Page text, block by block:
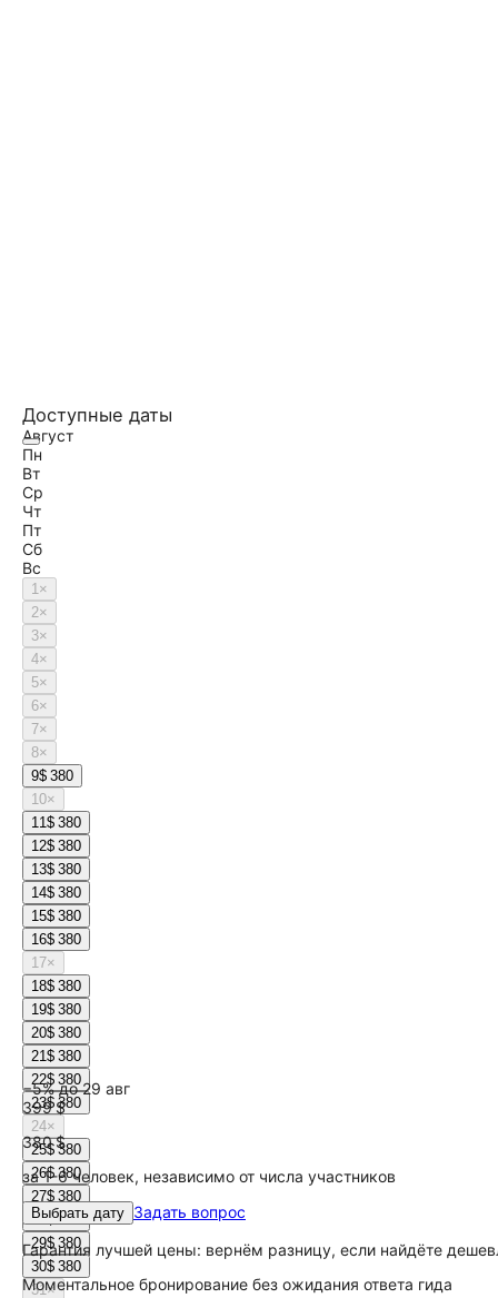
Доступные даты
Август
Пн
Вт
Ср
Чт
Пт
Сб
Вс
1×
2×
3×
4×
5×
6×
7×
8×
9$ 380
10×
11$ 380
12$ 380
13$ 380
14$ 380
15$ 380
16$ 380
17×
18$ 380
19$ 380
20$ 380
21$ 380
22$ 380
23$ 380
24×
25$ 380
26$ 380
27$ 380
28$ 380
29$ 380
30$ 380
31×
−5% до 29 авг
399 $
380 $
за 1-6 человек, независимо от числа участников
Выбрать дату Задать вопрос
Гарантия лучшей цены: вернём разницу, если найдёте
Моментальное бронирование без ожидания ответа гида